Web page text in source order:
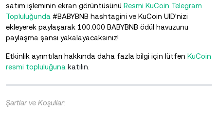
satım işleminin ekran görüntüsünü Resmi KuCoin Telegram
Topluluğunda #BABYBNB hashtagini ve KuCoin UID'nizi
ekleyerek paylaşarak 100.000 BABYBNB ödül havuzunu
paylaşma şansı yakalayacaksınız!
Etkinlik ayrıntıları hakkında daha fazla bilgi için lütfen KuCoin
resmi topluluğuna katılın.
Şartlar ve Koşullar: